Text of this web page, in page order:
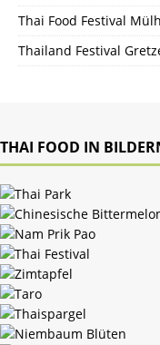
Thai Food Festival
Thailand Festival
THAI FOOD IN